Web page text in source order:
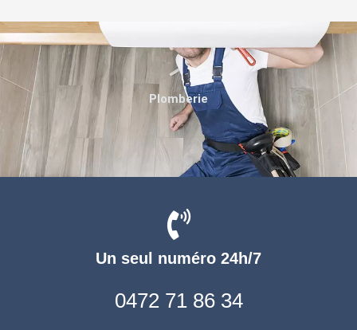
Un seul numéro 24h/7
0472 71 86 34
Plomberie